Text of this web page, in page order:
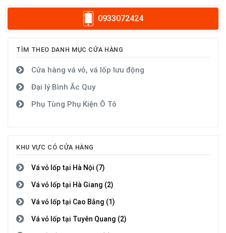
0933072424
TÌM THEO DANH MỤC CỬA HÀNG
Cửa hàng vá vỏ, vá lốp lưu động
Đại lý Bình Ắc Quy
Phụ Tùng Phụ Kiện Ô Tô
KHU VỰC CÓ CỬA HÀNG
Vá vỏ lốp tại Hà Nội (7)
Vá vỏ lốp tại Hà Giang (2)
Vá vỏ lốp tại Cao Bằng (1)
Vá vỏ lốp tại Tuyên Quang (2)